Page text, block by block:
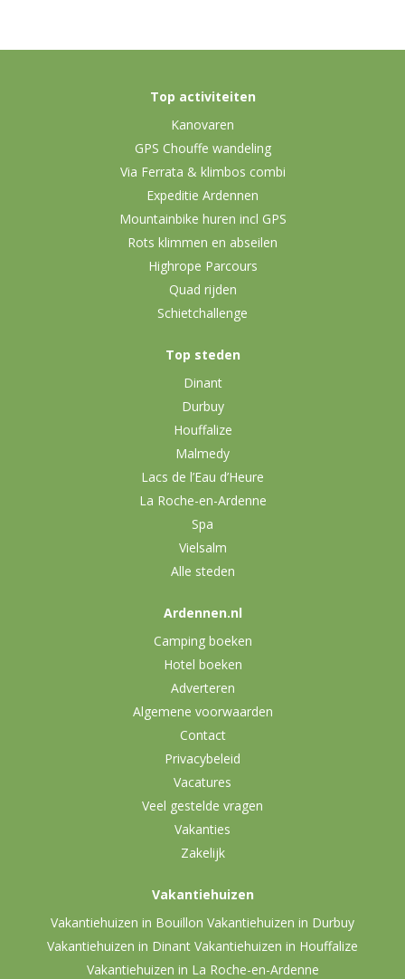
Top activiteiten
Kanovaren
GPS Chouffe wandeling
Via Ferrata & klimbos combi
Expeditie Ardennen
Mountainbike huren incl GPS
Rots klimmen en abseilen
Highrope Parcours
Quad rijden
Schietchallenge
Top steden
Dinant
Durbuy
Houffalize
Malmedy
Lacs de l’Eau d’Heure
La Roche-en-Ardenne
Spa
Vielsalm
Alle steden
Ardennen.nl
Camping boeken
Hotel boeken
Adverteren
Algemene voorwaarden
Contact
Privacybeleid
Vacatures
Veel gestelde vragen
Vakanties
Zakelijk
Vakantiehuizen
Vakantiehuizen in Bouillon Vakantiehuizen in Durbuy
Vakantiehuizen in Dinant Vakantiehuizen in Houffalize
Vakantiehuizen in La Roche-en-Ardenne